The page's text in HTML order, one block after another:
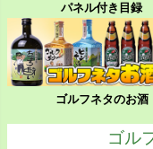
パネル付き目録
ゴルフネタのお酒
ゴル